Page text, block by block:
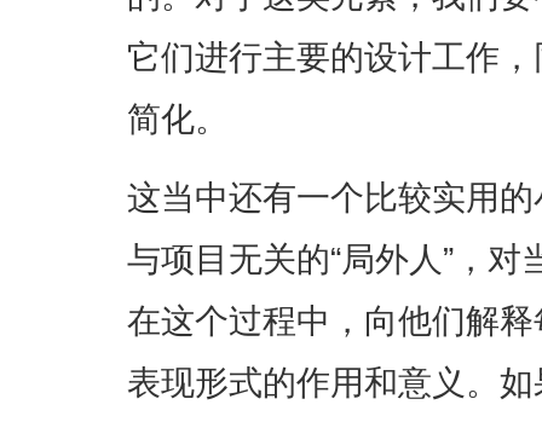
它们进行主要的设计工作
简化。
这当中还有一个比较实用
与项目无关的“局外人”，
在这个过程中，向他们解
表现形式的作用和意义。